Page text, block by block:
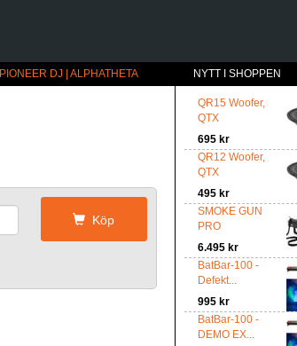
PIONEER DJ | ALPHATHETA NYTT I SHOPPEN
QR15 Woofer,
QTX
695 kr
QR12 Woofer,
QTX
495 kr
SMOKE GUN
PRO
6.495 kr
BatBar-100 -
Defekt...
995 kr
BatBar-100 -
DEMO EX...
Köp